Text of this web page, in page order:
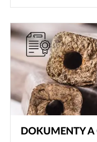
DOKUMENTY A